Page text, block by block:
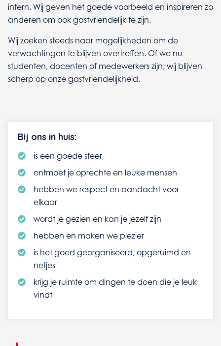
intern. Wij geven het goede voorbeeld en inspireren zo
anderen om ook gastvriendelijk te zijn.
Wij zoeken steeds naar mogelijkheden om de
verwachtingen te blijven overtreffen. Of we nu
studenten, docenten of medewerkers zijn; wij blijven
scherp op onze gastvriendelijkheid.
Bij ons in huis:
is een goede sfeer
ontmoet je oprechte en leuke mensen
hebben we respect en aandacht voor
elkaar
wordt je gezien en kan je jezelf zijn
hebben en maken we plezier
is het goed georganiseerd, opgeruimd en
netjes
krijg je ruimte om dingen te doen die je leuk
vindt